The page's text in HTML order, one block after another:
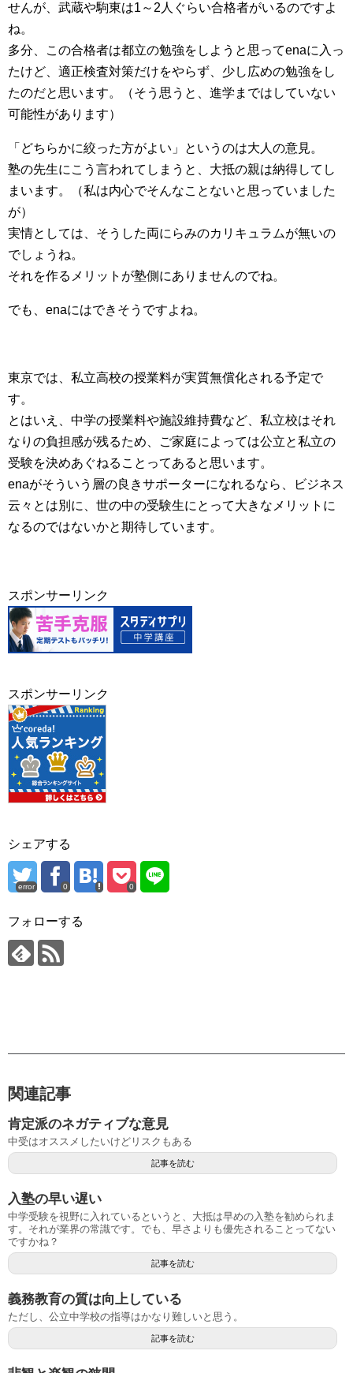
せんが、武蔵や駒東は1～2人ぐらい合格者がいるのですよ
ね。
多分、この合格者は都立の勉強をしようと思ってenaに入っ
たけど、適正検査対策だけをやらず、少し広めの勉強をし
たのだと思います。（そう思うと、進学まではしていない
可能性があります）
「どちらかに絞った方がよい」というのは大人の意見。
塾の先生にこう言われてしまうと、大抵の親は納得してし
まいます。（私は内心でそんなことないと思っていました
が）
実情としては、そうした両にらみのカリキュラムが無いの
でしょうね。
それを作るメリットが塾側にありませんのでね。
でも、enaにはできそうですよね。
東京では、私立高校の授業料が実質無償化される予定で
す。
とはいえ、中学の授業料や施設維持費など、私立校はそれ
なりの負担感が残るため、ご家庭によっては公立と私立の
受験を決めあぐねることってあると思います。
enaがそういう層の良きサポーターになれるなら、ビジネス
云々とは別に、世の中の受験生にとって大きなメリットに
なるのではないかと期待しています。
スポンサーリンク
スポンサーリンク
シェアする
error 0 0
フォローする
関連記事
肯定派のネガティブな意見
中受はオススメしたいけどリスクもある
記事を読む
入塾の早い遅い
中学受験を視野に入れているというと、大抵は早めの入塾を勧められま
す。それが業界の常識です。でも、早さよりも優先されることってない
ですかね？
記事を読む
義務教育の質は向上している
ただし、公立中学校の指導はかなり難しいと思う。
記事を読む